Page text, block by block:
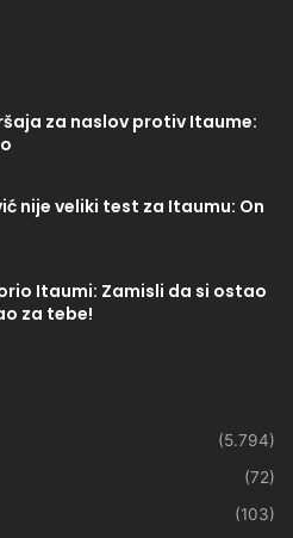
za naslov protiv Itaume:
nije veliki test za Itaumu: On
Itaumi: Zamisli da si ostao
za tebe!
(5.794)
(72)
(103)